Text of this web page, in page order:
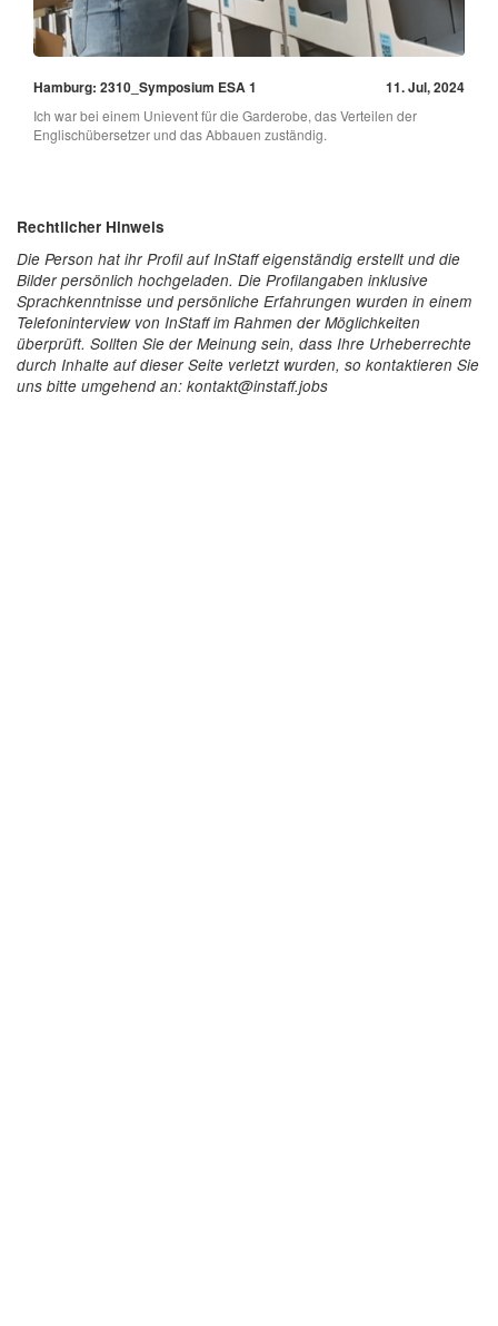
Hamburg: 2310_Symposium ESA 1 11. Jul, 2024
Ich war bei einem Unievent für die Garderobe, das Verteilen der
Englischübersetzer und das Abbauen zuständig.
Rechtlicher Hinweis
Die Person hat ihr Profil auf InStaff eigenständig erstellt und die
Bilder persönlich hochgeladen. Die Profilangaben inklusive
Sprachkenntnisse und persönliche Erfahrungen wurden in einem
Telefoninterview von InStaff im Rahmen der Möglichkeiten
überprüft. Sollten Sie der Meinung sein, dass Ihre Urheberrechte
durch Inhalte auf dieser Seite verletzt wurden, so kontaktieren Sie
uns bitte umgehend an: kontakt@instaff.jobs